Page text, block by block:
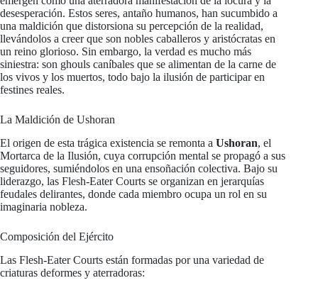
desesperación. Estos seres, antaño humanos, han sucumbido a
una maldición que distorsiona su percepción de la realidad,
llevándolos a creer que son nobles caballeros y aristócratas en
un reino glorioso. Sin embargo, la verdad es mucho más
siniestra: son ghouls caníbales que se alimentan de la carne de
los vivos y los muertos, todo bajo la ilusión de participar en
festines reales.
La Maldición de Ushoran
El origen de esta trágica existencia se remonta a Ushoran, el
Mortarca de la Ilusión, cuya corrupción mental se propagó a sus
seguidores, sumiéndolos en una ensoñación colectiva. Bajo su
liderazgo, las Flesh-Eater Courts se organizan en jerarquías
feudales delirantes, donde cada miembro ocupa un rol en su
imaginaria nobleza.
Composición del Ejército
Las Flesh-Eater Courts están formadas por una variedad de
criaturas deformes y aterradoras: